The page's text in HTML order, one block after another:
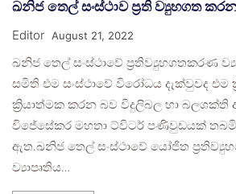
ඛනිජ තෙල් සංස්ථාව ප්‍රති ව්‍යුහගත
Editor August 21, 2022
ඛනිජ තෙල් සංස්ථාවේ ප්‍රතිව්‍යුහගතකරණ
සමිති එම සංස්ථාවේ විරෝධය දැක්වුවද එම
ක්‍රියාත්මක කරන බව විදුලිබල හා බලශක්ති
විජේසේකර මහතා ට්විටර් පණිවුඩයක්
ඇත.ඛනිජ තෙල් සංස්ථාවේ යෝජිත
ව්‍යාපෘතිය…